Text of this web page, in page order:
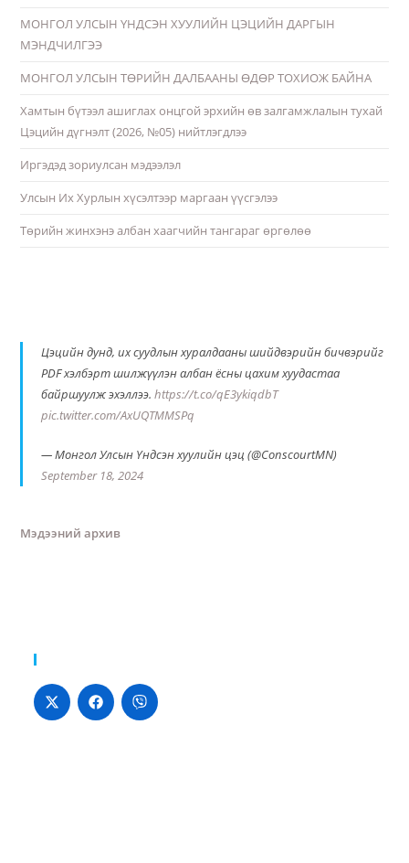
МОНГОЛ УЛСЫН ҮНДСЭН ХУУЛИЙН ЦЭЦИЙН ДАРГЫН
МЭНДЧИЛГЭЭ
МОНГОЛ УЛСЫН ТӨРИЙН ДАЛБААНЫ ӨДӨР ТОХИОЖ БАЙНА
Хамтын бүтээл ашиглах онцгой эрхийн өв залгамжлалын тухай
Цэцийн дүгнэлт (2026, №05) нийтлэгдлээ
Иргэдэд зориулсан мэдээлэл
Улсын Их Хурлын хүсэлтээр маргаан үүсгэлээ
Төрийн жинхэнэ албан хаагчийн тангараг өргөлөө
Цэцийн дунд, их суудлын хуралдааны шийдвэрийн бичвэрийг
PDF хэлбэрт шилжүүлэн албан ёсны цахим хуудастаа
байршуулж эхэллээ.https://t.co/qE3ykiqdbT
pic.twitter.com/AxUQTMMSPq
— Монгол Улсын Үндсэн хуулийн цэц (@ConscourtMN)
September 18, 2024
Мэдээний архив